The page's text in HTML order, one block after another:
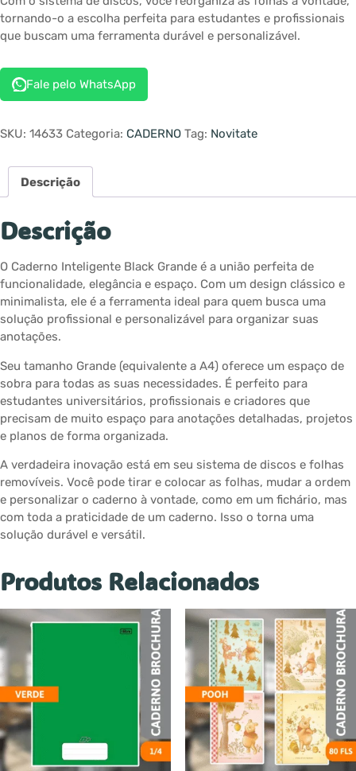
tornando-o a escolha perfeita para estudantes e profissionais
que buscam uma ferramenta durável e personalizável.
Fale pelo WhatsApp
SKU: 14633 Categoria: CADERNO Tag: Novitate
Descrição
Descrição
O Caderno Inteligente Black Grande é a união perfeita de
funcionalidade, elegância e espaço. Com um design clássico e
minimalista, ele é a ferramenta ideal para quem busca uma
solução profissional e personalizável para organizar suas
anotações.
Seu tamanho Grande (equivalente a A4) oferece um espaço de
sobra para todas as suas necessidades. É perfeito para
estudantes universitários, profissionais e criadores que
precisam de muito espaço para anotações detalhadas, projetos
e planos de forma organizada.
A verdadeira inovação está em seu sistema de discos e folhas
removíveis. Você pode tirar e colocar as folhas, mudar a ordem
e personalizar o caderno à vontade, como em um fichário, mas
com toda a praticidade de um caderno. Isso o torna uma
solução durável e versátil.
Produtos Relacionados